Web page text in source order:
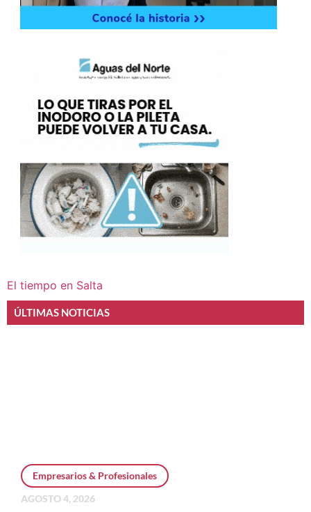
El tiempo en Salta
ÚLTIMAS NOTICIAS
Empresarios & Profesionales
AGOSTO 4, 2026